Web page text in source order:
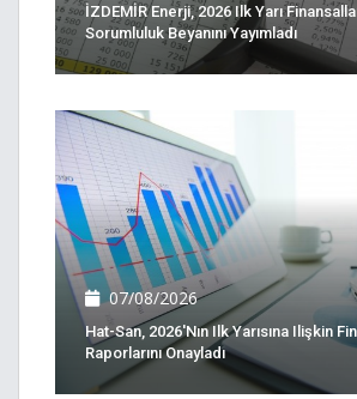
İZDEMİR Enerji, 2026 Ilk Yarı
Sorumluluk Beyanını Yayımladı
07/08/2026
Hat-San, 2026'nın Ilk Yarısına Ilişkin
Raporlarını Onayladı